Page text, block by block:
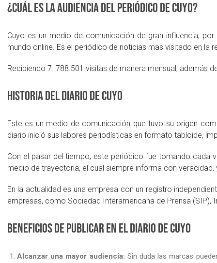
¿Cuál es la audiencia del periódico de Cuyo?
Cuyo es un medio de comunicación de gran influencia,
mundo online. Es el periódico de noticias mas visitado en la
Recibiendo 7. 788.501 visitas de manera mensual, además
Historia del Diario de Cuyo
Este es un medio de comunicación que tuvo su origen
diario inició sus labores periodísticas en formato tabloide,
Con el pasar del tiempo, este periódico fue tomando cada
medio de trayectoria, el cual siempre informa con
En la actualidad es una empresa con un registro
empresas, como Sociedad Interamericana de Prensa
Beneficios de publicar en el diario de Cuyo
Alcanzar una mayor audiencia: Sin duda las marcas